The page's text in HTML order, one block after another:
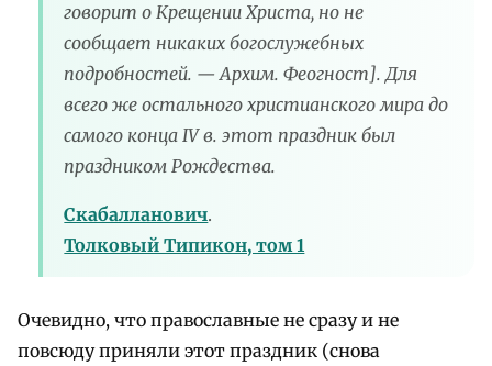
говорит о Крещении Христа, но не
сообщает никаких богослужебных
подробностей. — Архим. Феогност]. Для
всего же остального христианского мира до
самого конца IV в. этот праздник был
праздником Рождества.
Скабалланович.
Толковый Типикон, том 1
Очевидно, что православные не сразу и не
повсюду приняли этот праздник (снова